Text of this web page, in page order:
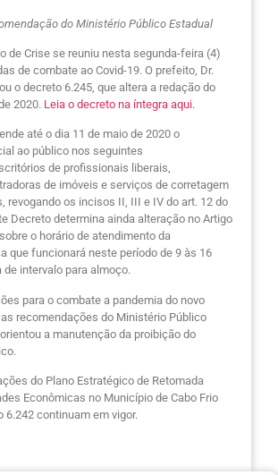
do Ministério Público Estadual
de Crise se reuniu nesta segunda-feira (4)
de combate ao Covid-19. O prefeito, Dr.
o decreto 6.245, que altera a redação do
2020. Leia o decreto na íntegra aqui.
até o dia 11 de maio de 2020 o
ao público nos seguintes
de profissionais liberais,
de imóveis e serviços de corretagem
revogando os incisos II, III e IV do art. 12 do
Decreto determina ainda alteração no Artigo
o horário de atendimento da
que funcionará neste período de 9 às 16
de intervalo para almoço.
para o combate a pandemia do novo
recomendações do Ministério Público
a manutenção da proibição do
do Plano Estratégico de Retomada
Econômicas no Município de Cabo Frio
6.242 continuam em vigor.